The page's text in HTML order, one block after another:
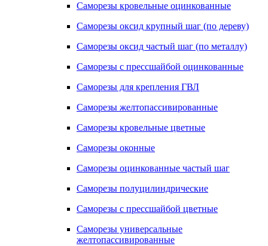
Саморезы кровельные оцинкованные
Саморезы оксид крупный шаг (по дереву)
Саморезы оксид частый шаг (по металлу)
Саморезы с прессшайбой оцинкованные
Саморезы для крепления ГВЛ
Саморезы желтопассивированные
Саморезы кровельные цветные
Саморезы оконные
Саморезы оцинкованные частый шаг
Саморезы полуцилиндрические
Саморезы с прессшайбой цветные
Саморезы универсальные
желтопассивированные